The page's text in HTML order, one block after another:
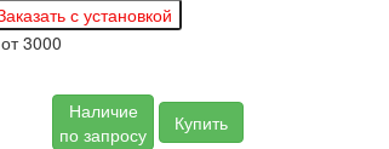
от 3000
Наличие
по запросу
Купить